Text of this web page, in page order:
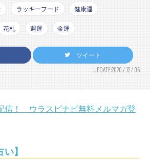
ラッキーフード 健康運
花札 週運 金運
ツイート
UPDATE:2020 / 12 / 05
信！ ウラスピナビ無料メルマガ登
】